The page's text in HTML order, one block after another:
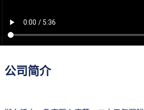
公司简介